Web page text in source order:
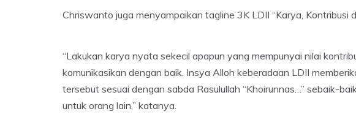
Chriswanto juga menyampaikan tagline 3K LDII “Karya, Kontribusi
“Lakukan karya nyata sekecil apapun yang mempunyai nilai
komunikasikan dengan baik. Insya Alloh keberadaan LDII
tersebut sesuai dengan sabda Rasulullah “Khoirunnas…” sebaik-
untuk orang lain,” katanya.